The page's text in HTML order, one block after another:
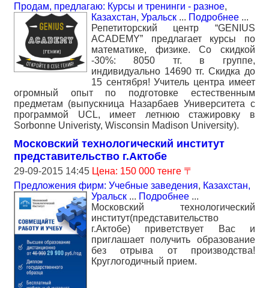
Продам, предлагаю: Курсы и тренинги - разное,
Казахстан, Уральск ... Подробнее ...
Репетиторский центр “GENIUS
ACADEMY” предлагает курсы по
математике, физике. Со скидкой
-30%: 8050 тг. в группе,
индивидуально 14690 тг. Скидка до
15 сентября! Учитель центра имеет
огромный опыт по подготовке естественным
предметам (выпускница Назарбаев Университета с
программой UCL, имеет летнюю стажировку в
Sorbonne Univeristy, Wisconsin Madison University).
Московский технологический институт
представительство г.Актобе
29-09-2015 14:45 Цена: 150 000 тенге 〒
Предложения фирм: Учебные заведения, Казахстан,
Уральск ... Подробнее ...
Московский технологический
институт(представительство
г.Актобе) приветствует Вас и
приглашает получить образование
без отрыва от производства!
Круглогодичный прием.